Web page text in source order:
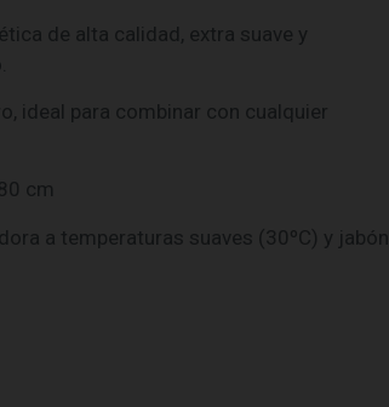
de alta calidad, extra suave y
ideal para combinar con cualquier
cm
a temperaturas suaves (30ºC) y jabón